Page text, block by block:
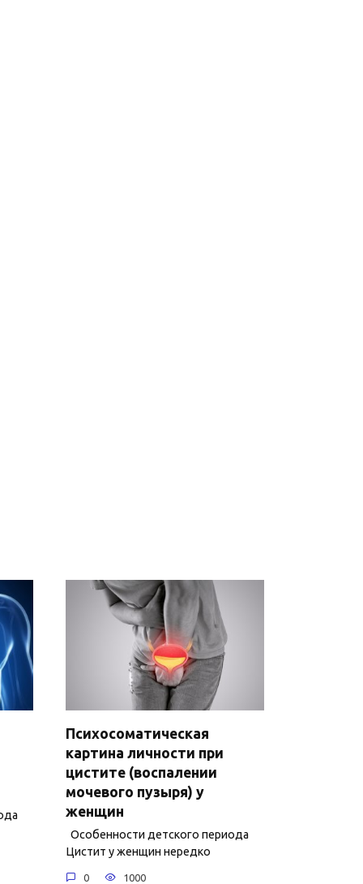
Психосоматическая
картина личности при
цистите (воспалении
мочевого пузыря) у
женщин
Особенности детского периода
Цистит у женщин нередко
0 1000